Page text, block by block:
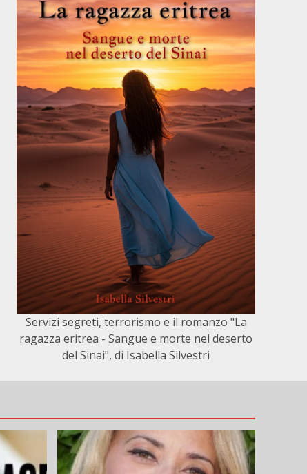
Servizi segreti, terrorismo e il romanzo "La
ragazza eritrea - Sangue e morte nel deserto
del Sinai", di Isabella Silvestri